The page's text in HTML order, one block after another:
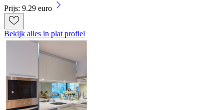
Prijs: 9.29 euro
Bekijk alles in plat profiel